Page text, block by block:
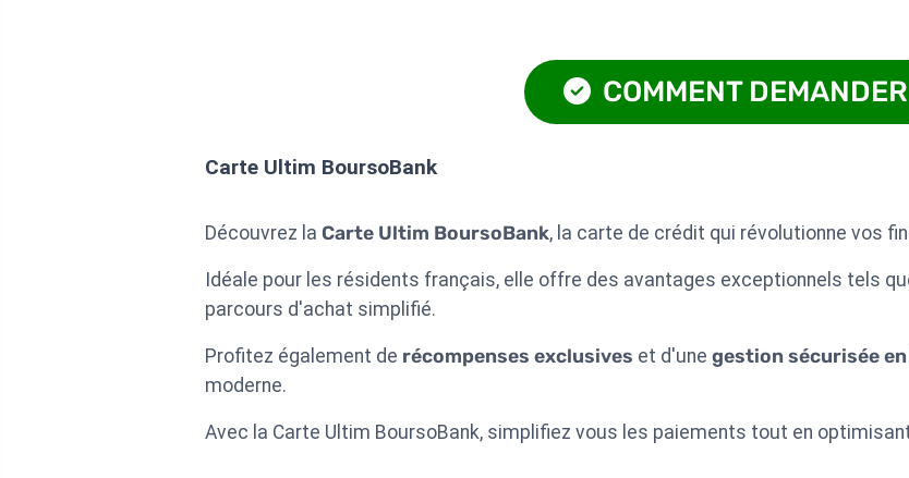
COMMENT DEMANDER
Carte Ultim BoursoBank
Découvrez la Carte Ultim BoursoBank, la carte de crédit qui révolutionne vos
Idéale pour les résidents français, elle offre des avantages exceptionnels tels
parcours d'achat simplifié.
Profitez également de récompenses exclusives et d'une gestion sécurisée
moderne.
Avec la Carte Ultim BoursoBank, simplifiez vous les paiements tout en